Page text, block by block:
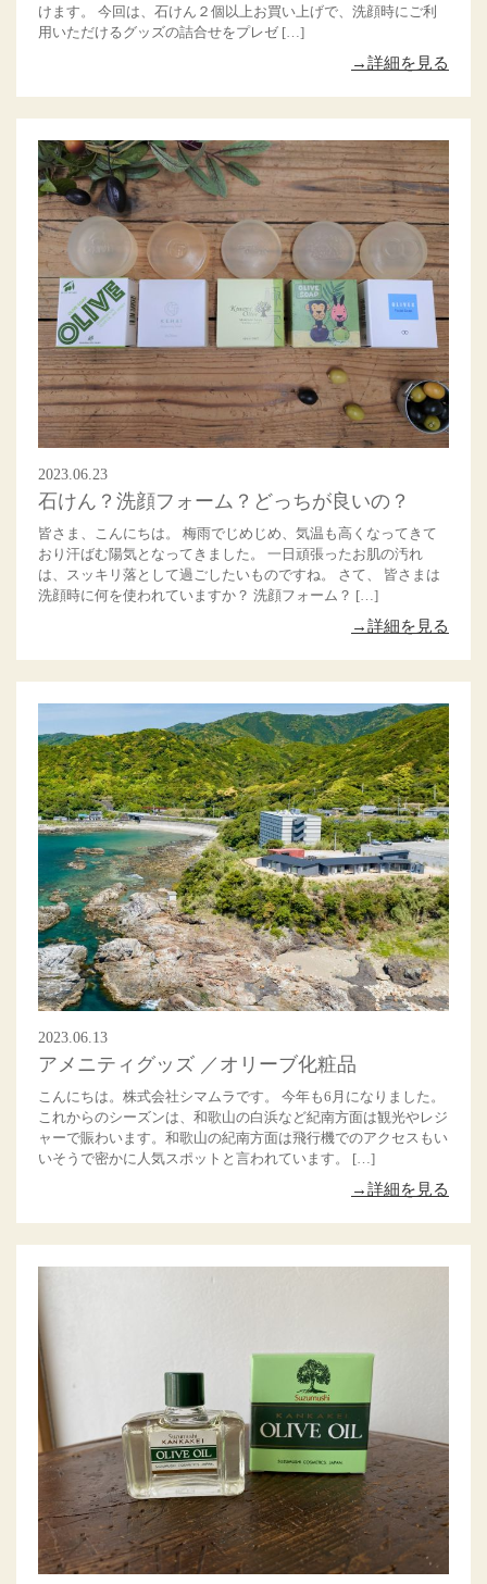
けます。 今回は、石けん２個以上お買い上げで、洗顔時にご利
用いただけるグッズの詰合せをプレゼ […]
→詳細を見る
2023.06.23
石けん？洗顔フォーム？どっちが良いの？
皆さま、こんにちは。 梅雨でじめじめ、気温も高くなってきて
おり汗ばむ陽気となってきました。 一日頑張ったお肌の汚れ
は、スッキリ落として過ごしたいものですね。 さて、 皆さまは
洗顔時に何を使われていますか？ 洗顔フォーム？ […]
→詳細を見る
2023.06.13
アメニティグッズ ／オリーブ化粧品
こんにちは。株式会社シマムラです。 今年も6月になりました。
これからのシーズンは、和歌山の白浜など紀南方面は観光やレジ
ャーで賑わいます。和歌山の紀南方面は飛行機でのアクセスもい
いそうで密かに人気スポットと言われています。 […]
→詳細を見る